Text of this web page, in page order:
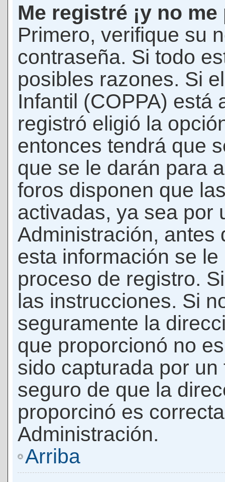
Me registré ¡y no
Primero, verifique su
contraseña. Si todo
posibles razones. Si
Infantil (COPPA) está
registró eligió la
entonces tendrá que
que se le darán para
foros disponen que
activadas, ya sea por
Administración, antes
esta información se
proceso de registro.
las instrucciones. Si
seguramente la
que proporcionó no
sido capturada por
seguro de que la
proporcinó es
Administración.
Arriba